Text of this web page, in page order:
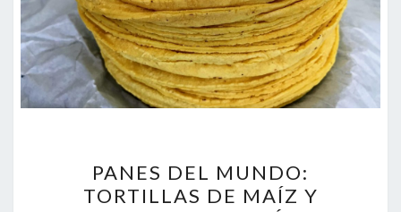
DEL
MUNDO:
PANES DEL MUNDO:
TORTILLAS DE MAÍZ Y